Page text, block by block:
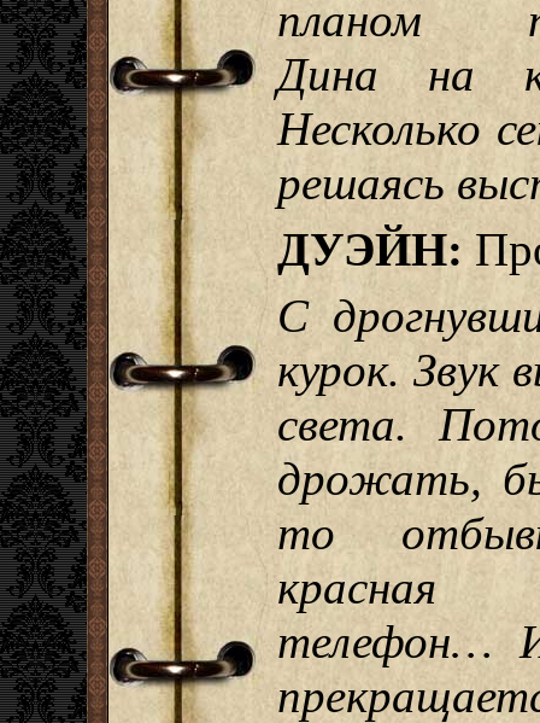
планом
Дина на
Несколько
решаясь
ДУЭЙН:
С
курок. Звук
света.
дрожать,
то
красная
телефон…